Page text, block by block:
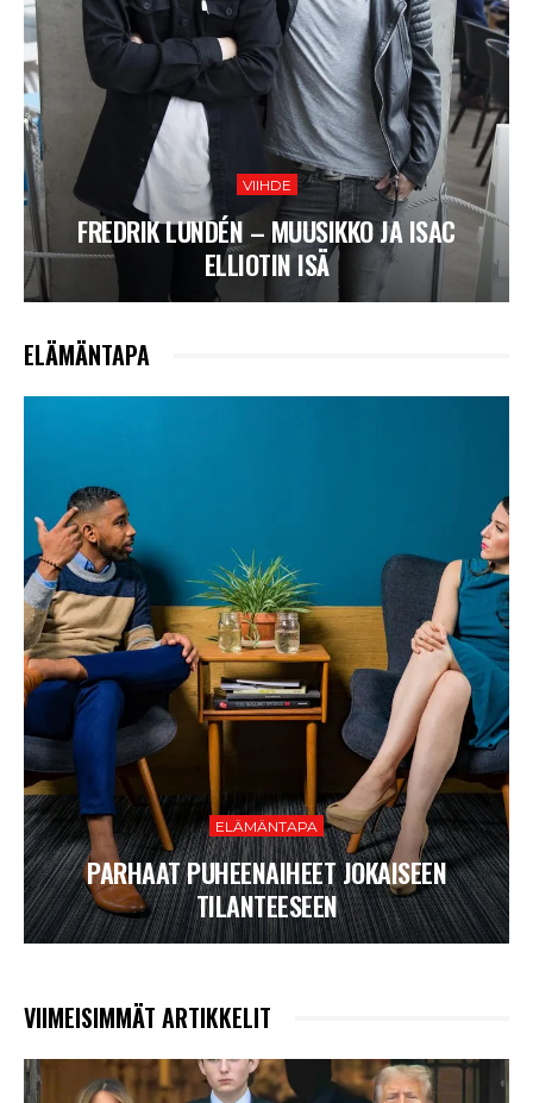
VIIHDE
FREDRIK LUNDÉN – MUUSIKKO JA ISAC
ELLIOTIN ISÄ
ELÄMÄNTAPA
ELÄMÄNTAPA
PARHAAT PUHEENAIHEET JOKAISEEN
TILANTEESEEN
VIIMEISIMMÄT ARTIKKELIT